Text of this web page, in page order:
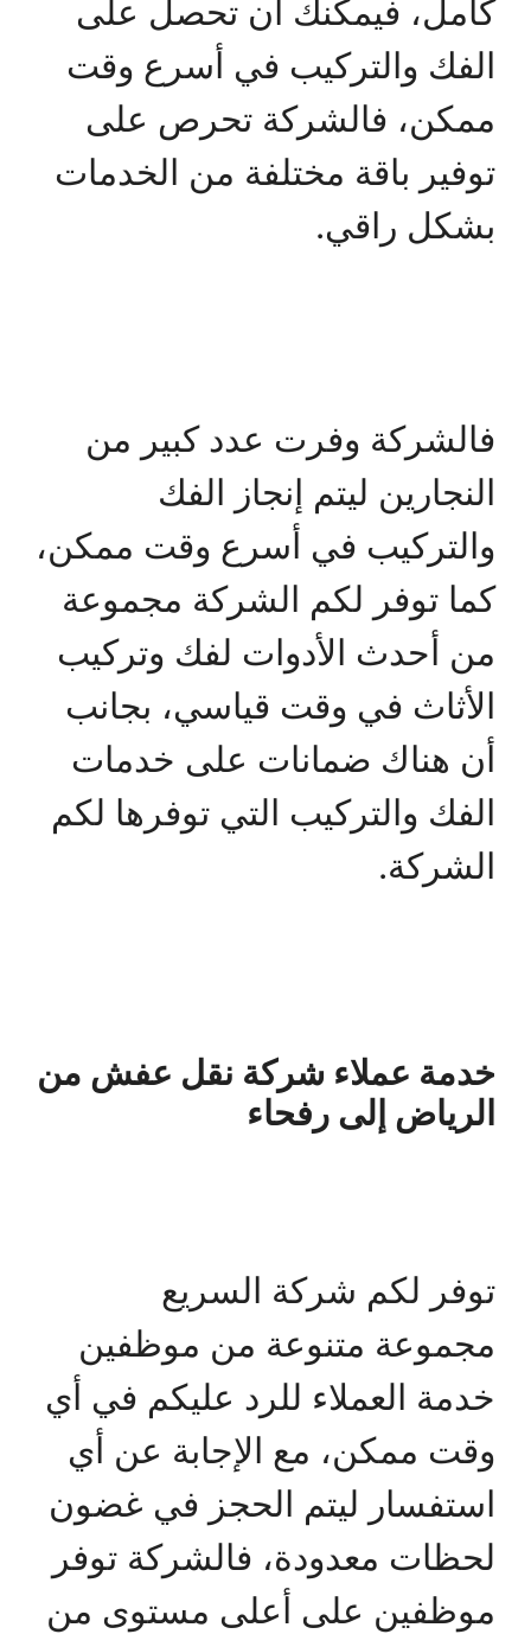
كامل، فيمكنك أن تحصل على
الفك والتركيب في أسرع وقت
ممكن، فالشركة تحرص على
توفير باقة مختلفة من الخدمات
بشكل راقي.
فالشركة وفرت عدد كبير من
النجارين ليتم إنجاز الفك
والتركيب في أسرع وقت ممكن،
كما توفر لكم الشركة مجموعة
من أحدث الأدوات لفك وتركيب
الأثاث في وقت قياسي، بجانب
أن هناك ضمانات على خدمات
الفك والتركيب التي توفرها لكم
الشركة.
خدمة عملاء شركة نقل عفش من
الرياض إلى رفحاء
توفر لكم شركة السريع
مجموعة متنوعة من موظفين
خدمة العملاء للرد عليكم في أي
وقت ممكن، مع الإجابة عن أي
استفسار ليتم الحجز في غضون
لحظات معدودة، فالشركة توفر
موظفين على أعلى مستوى من